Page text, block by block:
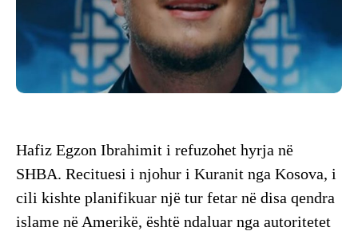
Hafiz Egzon Ibrahimit i refuzohet hyrja në
SHBA. Recituesi i njohur i Kuranit nga Kosova, i
cili kishte planifikuar një tur fetar në disa qendra
islame në Amerikë, është ndaluar nga autoritetet